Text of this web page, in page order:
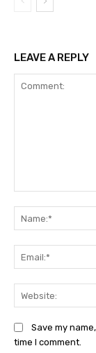
LEAVE A REPLY
Save my
time I comment.